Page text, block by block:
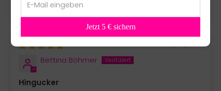
SORT BY
Bettina Böhmer
Hingucker
Jetzt 5 € sichern